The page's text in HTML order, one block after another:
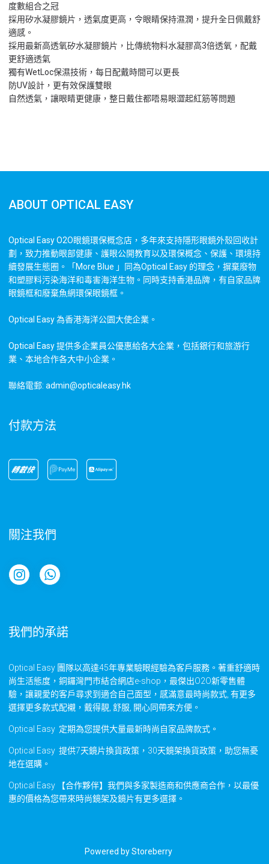
度數組合之冠
採用矽水凝膠鏡片，透氣度更高，令眼睛保持濕潤，提升全日佩戴舒
適感。
採用最新高透氧矽水凝膠鏡片，比傳統物料水凝膠高3倍透氧，配戴
更舒適透氣
獨有WetLoc保濕技術，每日配戴時間可以更長
防UV設計，更有效保護雙眼
自然透氣，讓眼睛更健康，整日戴住都唔易眼澀起紅筋等問題
ABOUT OPTICAL EASY
Optical Easy O2O眼鏡環保概念店，多年來支持隱形眼鏡外殼回收計
劃，致力推動眼部健康、護眼公開教育以及環保概念、保護、環境持
續發展生態圈。「More Blue 」同為Optical Easy 的理念，摒棄廢物
和塑膠料污染海洋和毒害海洋生物。同時支持香港品牌，有自家品牌
眼鏡框和廢棄魚網環保眼鏡框。
Optical Easy 為香港海洋公園大使企業。
Optical Easy 提供多企業員公優惠給各大企業，包括銀行和旅游行
業、本地合作各大中小企業。
聯絡電郵: admin@opticaleasy.hk
付款方法
關注我們
我們的承諾
Optical Easy 團隊以高達45年專業驗眼經驗為客戶服務。著重舒適時
尚生活態度，銅鑼灣門市結合網店e-shop，最傑出O2O新零售體
驗，讓親愛的客戶尋求到適合自己面型，感滿意最時尚款式, 有更多
選擇更多款式配襯，戴得靚, 舒服, 開心同帶來方便。
Optical Easy 定期為您提供大量最新時尚自家品牌款式。
Optical Easy 提供7天鏡片換貨政策，30天鏡架換貨政策，助您無憂
地在選購。
Optical Easy 【合作夥伴】我們與多家製造商和供應商合作，以最優
惠的價格為您帶來時尚鏡架及鏡片有更多選擇。
Powered byStoreberry